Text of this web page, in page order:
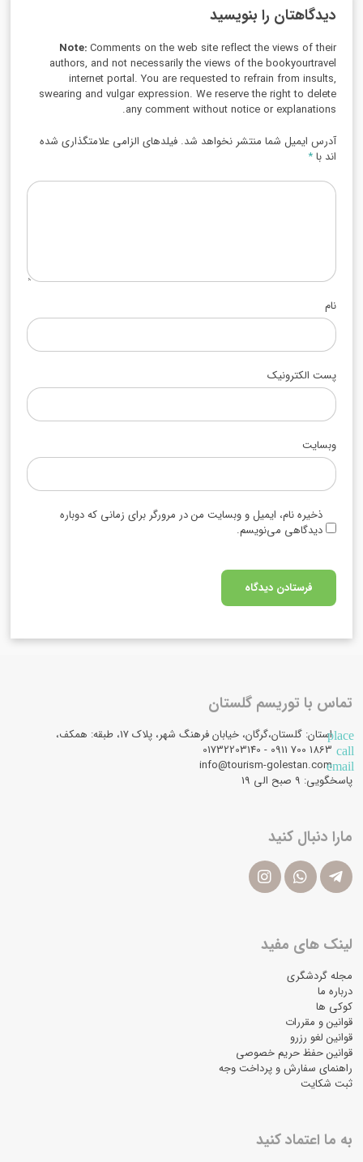
دیدگاهتان را بنویسید
Note:Comments on the web site reflect the views of their
authors, and not necessarily the views of the bookyourtravel
internet portal. You are requested to refrain from insults,
swearing and vulgar expression. We reserve the right to delete
any comment without notice or explanations.
آدرس ایمیل شما منتشر نخواهد شد. فیلدهای الزامی علامتگذاری شده
اند با*
نام
پست الکترونیک
وبسایت
ذخیره نام، ایمیل و وبسایت من در مرورگر برای زمانی که دوباره
دیدگاهی می‌نویسم.
تماس با توریسم گلستان
placeاستان: گلستان،گرگان، خیابان فرهنگ شهر، پلاک 17، طبقه: همکف،
call
email
info@tourism-golestan.com
پاسخگویی: ۹ صبح الی 19
مارا دنبال کنید
لینک های مفید
مجله گردشگری
درباره ما
کوکی ها
قوانین و مقررات
قوانین لغو رزرو
قوانین حفظ حریم خصوصی
راهنمای سفارش و پرداخت وجه
ثبت شکایت
به ما اعتماد کنید